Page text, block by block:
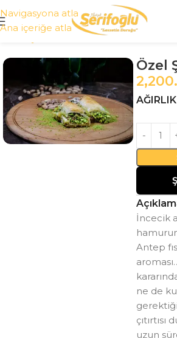
Navigasyona atla
Ana içeriğe atla
Tüm Ürünler
Özel
AĞIRLIK
İncecik
Antep
ne de
uzun